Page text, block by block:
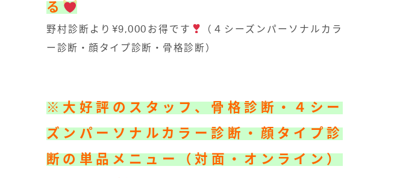
る
野村診断より¥9,000お得です
（４シーズンパーソナルカラ
ー診断・顔タイプ診断・骨格診断）
※大好評のスタッフ、骨格診断・４シー
ズンパーソナルカラー診断・顔タイプ診
断の単品メニュー（対面・オンライン）